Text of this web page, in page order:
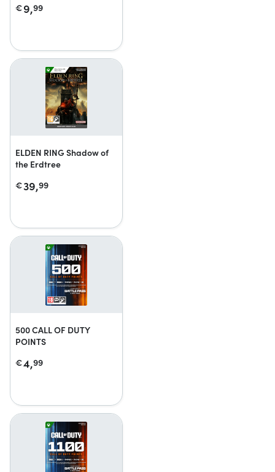
€9,99
ELDEN RING Shadow of
the Erdtree
€39,99
500 CALL OF DUTY
POINTS
€4,99